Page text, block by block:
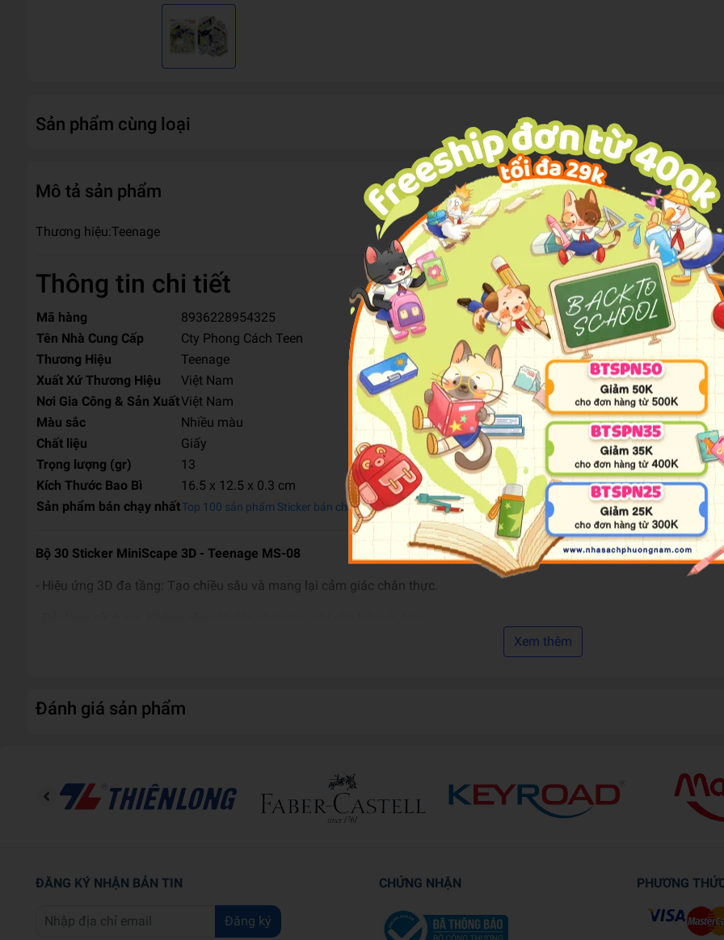
Sản phẩm cùng loại
Mô tả sản phẩm
Thương hiệu:Teenage
Thông tin chi tiết
Mã hàng
8936228954325
Tên Nhà Cung Cấp
Cty Phong Cách Teen
Thương Hiệu
Teenage
Xuất Xứ Thương Hiệu
Việt Nam
Nơi Gia Công & Sản XuấtViệt Nam
Màu sắc
Nhiều màu
Chất liệu
Giấy
Trọng lượng (gr)
13
Kích Thước Bao Bì
16.5 x 12.5 x 0.3 cm
Sản phẩm bán chạy nhấtTop 100 sản phẩm Sticker bán chạy của tháng
Bộ 30 Sticker MiniScape 3D - Teenage MS-08
- Hiệu ứng 3D đa tầng: Tạo chiều sâu và mang lại cảm giác chân thực.
Xem thêm
Đánh giá sản phẩm
ĐĂNG KÝ NHẬN BẢN TIN
Đăng ký
CHỨNG NHẬN PHƯƠNG